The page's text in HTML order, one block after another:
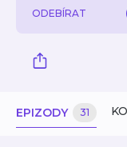
ODEBÍRAT
EPIZODY 31